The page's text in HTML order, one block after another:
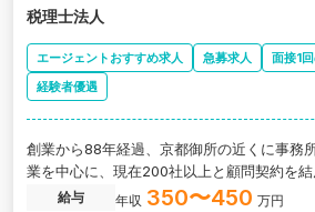
税理士法人
エージェントおすすめ求人 急募求人 面接1
経験者優遇
創業から88年経過、京都御所の近くに事務
業を中心に、現在200社以上と顧問契約を結
給与 年収 350〜450 万円